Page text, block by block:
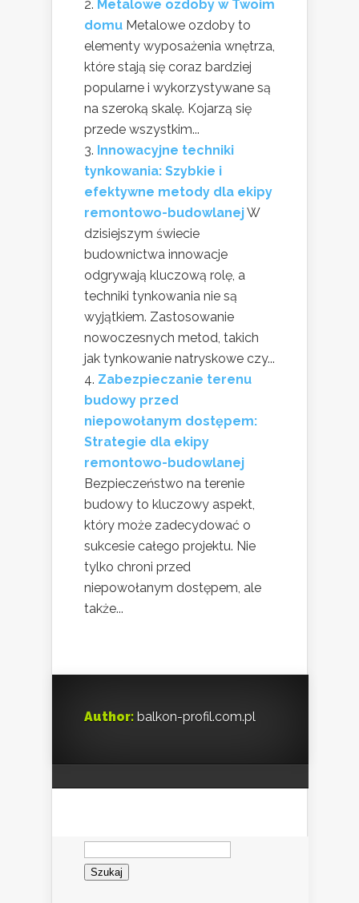
Metalowe ozdoby w Twoim
domu Metalowe ozdoby to
elementy wyposażenia wnętrza,
które stają się coraz bardziej
popularne i wykorzystywane są
na szeroką skalę. Kojarzą się
przede wszystkim...
Innowacyjne techniki
tynkowania: Szybkie i
efektywne metody dla ekipy
remontowo-budowlanejW
dzisiejszym świecie
budownictwa innowacje
odgrywają kluczową rolę, a
techniki tynkowania nie są
wyjątkiem. Zastosowanie
nowoczesnych metod, takich
jak tynkowanie natryskowe czy...
Zabezpieczanie terenu
budowy przed
niepowołanym dostępem:
Strategie dla ekipy
remontowo-budowlanej
Bezpieczeństwo na terenie
budowy to kluczowy aspekt,
który może zadecydować o
sukcesie całego projektu. Nie
tylko chroni przed
niepowołanym dostępem, ale
także...
Author: balkon-profil.com.pl
Szukaj: